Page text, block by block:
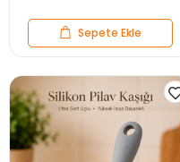
Sepete Ekle